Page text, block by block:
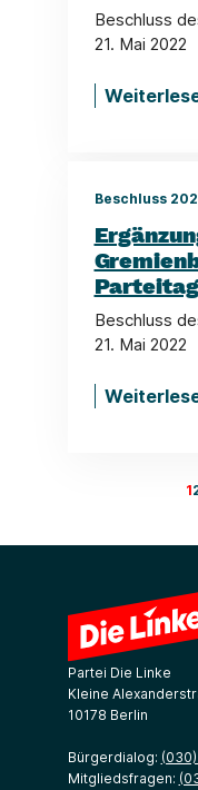
Beschluss
21. Mai 2022
Beschluss
Parteitag
Beschluss
21. Mai 2022
1
Partei Die Linke
Kleine
10178 Berlin
Bürgerdialog:
Mitgliedsfragen: